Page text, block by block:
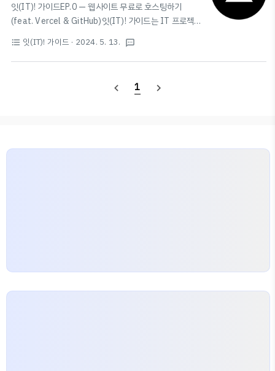
잇(IT)! 가이드EP.0 — 웹사이트 무료로 호스팅하기
(feat. Vercel & GitHub)잇(IT)! 가이드는 IT 프로젝트
를 따라해보실 수 있도록 하는 가이드입니다. 여러 프로젝
트를 단계별로 설명드리며, 누구나 쉽게 따라할 수 있도록
설명해 드립니다. Intro어떤 웹사이트든, 코드를 다 짜면
요하다.일반적으로 리눅스 관련 전문 지식이 있다면
다뤄도, 다루지 못해도 유용하게, 무엇보다 무료로 사용할
format_list_bulleted 잇(IT)! 가이드 · 2024. 5. 13. textsms
navigate_before 1 navigate_next